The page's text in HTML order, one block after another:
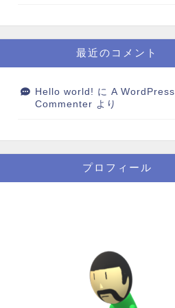
最近のコメント
Hello world! に A WordPress
Commenter より
プロフィール